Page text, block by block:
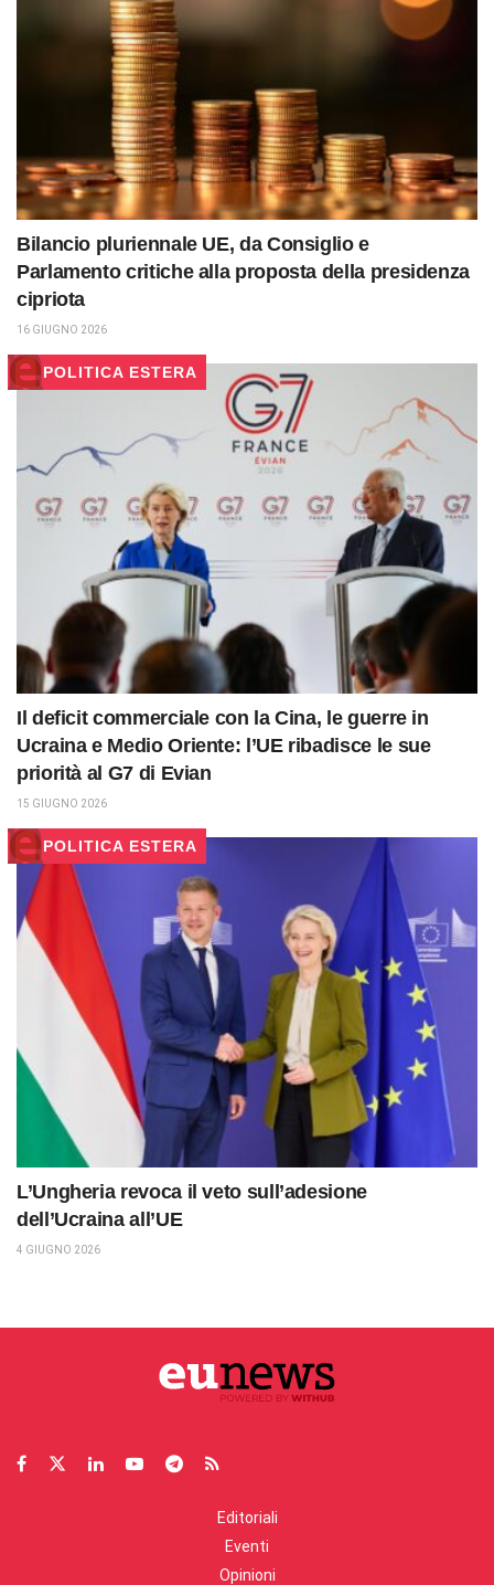
Bilancio pluriennale UE, da Consiglio e
Parlamento critiche alla proposta della presidenza
cipriota
16 GIUGNO 2026
POLITICA ESTERA
Il deficit commerciale con la Cina, le guerre in
Ucraina e Medio Oriente: l’UE ribadisce le sue
priorità al G7 di Evian
15 GIUGNO 2026
POLITICA ESTERA
L’Ungheria revoca il veto sull’adesione
dell’Ucraina all’UE
4 GIUGNO 2026
Editoriali
Eventi
Opinioni